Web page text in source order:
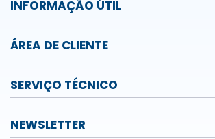
INFORMAÇÃO ÚTIL
ÁREA DE CLIENTE
SERVIÇO TÉCNICO
NEWSLETTER